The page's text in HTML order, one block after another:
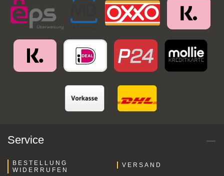
Service
BESTELLUNG
WIDERRUFEN
VERSAND